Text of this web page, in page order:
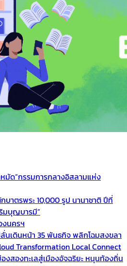
มัด”กรรมการกลางอิสลามแห่ง
บาตรพระ 10,000 รูป นานาชาติ ปีที่
มบุญบารมี”
งนครฯ
ลั่นเดินหน้า 35 พันธกิจ พลิกโฉมสงขลา
Transformation Local Connect
งสองทะเลสู่เมืองอัจฉริยะ หนุนท้องถิ่น